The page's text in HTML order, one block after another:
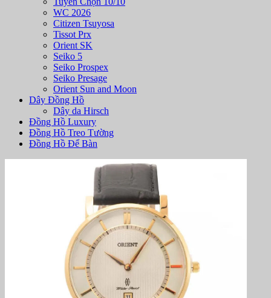
WC 2026
Citizen Tsuyosa
Tissot Prx
Orient SK
Seiko 5
Seiko Prospex
Seiko Presage
Orient Sun and Moon
Dây Đồng Hồ
Dây da Hirsch
Đồng Hồ Luxury
Đồng Hồ Treo Tường
Đồng Hồ Để Bàn